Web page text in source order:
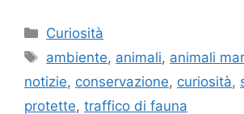
Categorie
Curiosità
Tag
ambiente, animali, animali
notizie, conservazione, curiosità,
protette, traffico di fauna